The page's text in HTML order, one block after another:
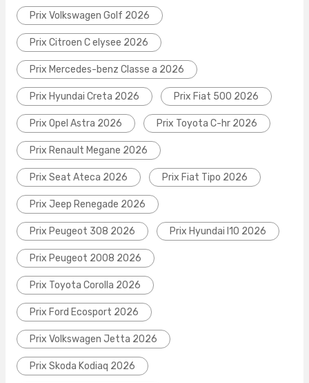
Prix Volkswagen Golf 2026
Prix Citroen C elysee 2026
Prix Mercedes-benz Classe a 2026
Prix Hyundai Creta 2026 Prix Fiat 500 2026
Prix Opel Astra 2026 Prix Toyota C-hr 2026
Prix Renault Megane 2026
Prix Seat Ateca 2026 Prix Fiat Tipo 2026
Prix Jeep Renegade 2026
Prix Peugeot 308 2026 Prix Hyundai I10 2026
Prix Peugeot 2008 2026
Prix Toyota Corolla 2026
Prix Ford Ecosport 2026
Prix Volkswagen Jetta 2026
Prix Skoda Kodiaq 2026